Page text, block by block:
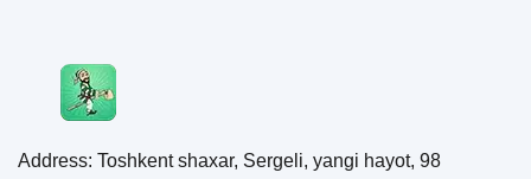
Address: Toshkent shaxar, Sergeli, yangi hayot, 98